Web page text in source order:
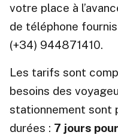
votre place à
de téléphone
(+34) 944871410.
Les tarifs sont
besoins des
stationnement sont
durées : 7 jours